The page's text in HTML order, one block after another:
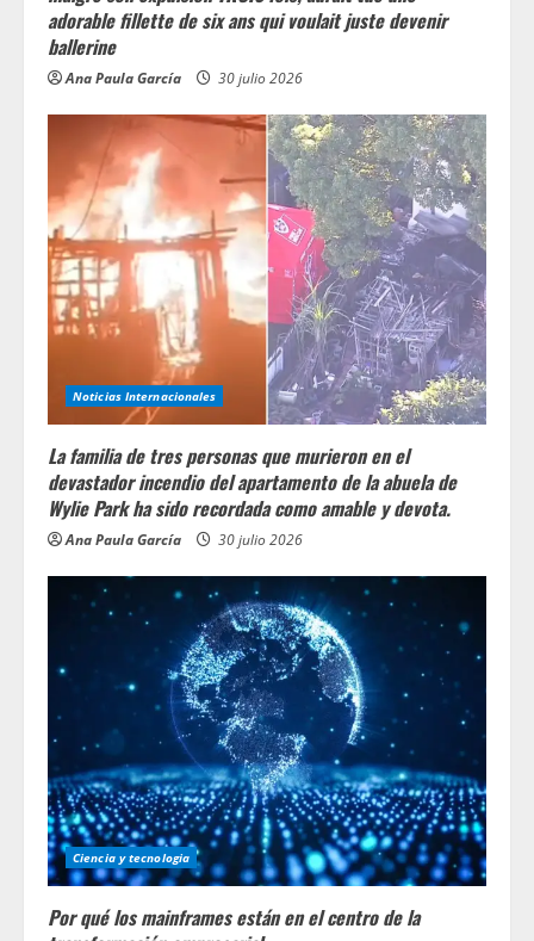
adorable fillette de six ans qui voulait juste devenir
ballerine
Ana Paula García 30 julio 2026
Noticias Internacionales
La familia de tres personas que murieron en el
devastador incendio del apartamento de la abuela de
Wylie Park ha sido recordada como amable y devota.
Ana Paula García 30 julio 2026
Ciencia y tecnologia
Por qué los mainframes están en el centro de la